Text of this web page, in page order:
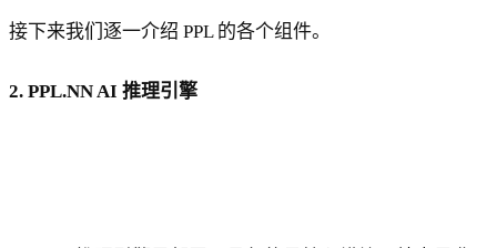
接下来我们逐一介绍 PPL 的各个组件。
2. PPL.NN AI 推理引擎